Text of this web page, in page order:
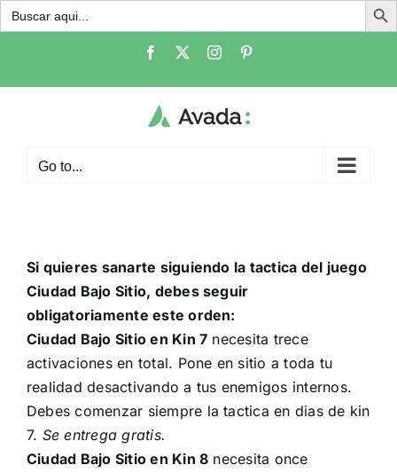
Buscar:
content
Facebook Instagram
Go to...
Si quieres sanarte siguiendo la tactica del juego
Ciudad Bajo Sitio, debes seguir
obligatoriamente este orden:
Ciudad Bajo Sitio en Kin 7 necesita trece
activaciones en total. Pone en sitio a toda tu
realidad desactivando a tus enemigos internos.
Debes comenzar siempre la tactica en dias de kin
7. Se entrega gratis.
Ciudad Bajo Sitio en Kin 8 necesita once